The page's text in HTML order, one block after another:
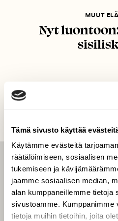
Tämä sivusto käyttää
Käytämme evästeitä
räätälöimiseen, sosiaalisen
tukemiseen ja
jaamme sosiaalisen median,
alan kumppaneillemme tietoja
sivustoamme. Kumppanimme
tietoja muihin tietoihin, joita
MUUT
Nyt